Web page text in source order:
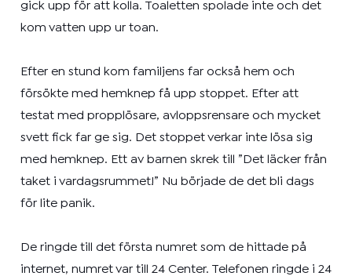
gick upp för att kolla. Toaletten spolade inte och det
kom vatten upp ur toan.
Efter en stund kom familjens far också hem och
försökte med hemknep få upp stoppet. Efter att
testat med propplösare, avloppsrensare och mycket
svett fick far ge sig. Det stoppet verkar inte lösa sig
med hemknep. Ett av barnen skrek till ”Det läcker från
taket i vardagsrummet!” Nu började de det bli dags
för lite panik.
De ringde till det första numret som de hittade på
internet, numret var till 24 Center. Telefonen ringde i 24